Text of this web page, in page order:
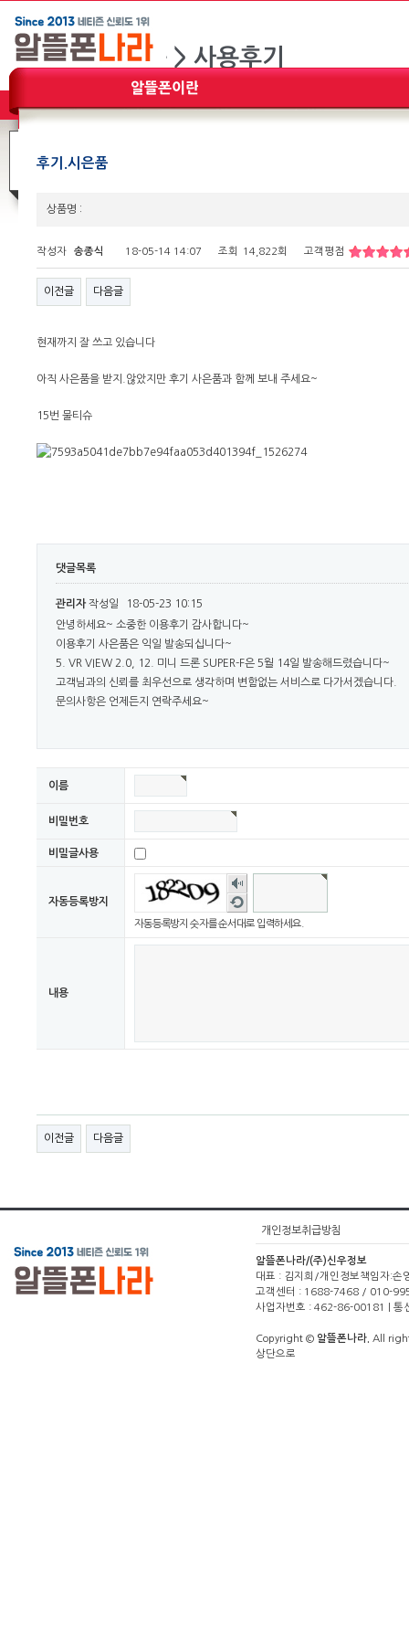
후기.시은품
상품명 :
작성자 송종식 18-05-14 14:07 조회 14,822회 고객평점
이전글 다음글
현재까지 잘 쓰고 있습니다
아직 사은품을 받지.않았지만 후기 사은품과 함께 보내 주세요~
15번 물티슈
댓글목록
관리자작성일
18-05-23 10:15
안녕하세요~ 소중한 이용후기 감사합니다~
이용후기 사은품은 익일 발송되십니다~
5. VR VIEW 2.0, 12. 미니 드론 SUPER-F은 5월 14일 발송해드렸습니다~
고객님과의 신뢰를 최우선으로 생각하며 변함없는 서비스로 다가서겠습니다.
문의사항은 언제든지 연락주세요~
이름
비밀번호
비밀글사용
자동등록방지
숫자
음성
듣기
새로
고침
자동등록방지 숫자를 순서대로 입력하세요.
내용
이전글 다음글
개인정보취급방침
알뜰폰나라/(주)신우정보
대표 : 김지희/개인정보책임자:
고객센터 : 1688-7468 / 010-
사업자번호 : 462-86-00181 | 통
Copyright © 알뜰폰나라. All
상단으로